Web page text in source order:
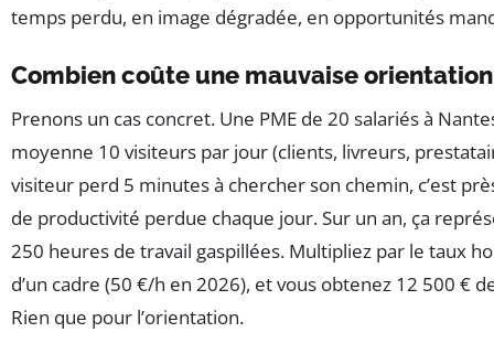
temps perdu, en image dégradée, en opportunités
Combien coûte une mauvaise orientation
Prenons un cas concret. Une PME de 20 salariés à
moyenne 10 visiteurs par jour (clients, livreurs,
visiteur perd 5 minutes à chercher son chemin, c’est
de productivité perdue chaque jour. Sur un an, ça
250 heures de travail gaspillées. Multipliez par le taux
d’un cadre (50 €/h en 2026), et vous obtenez 12 500 €
Rien que pour l’orientation.